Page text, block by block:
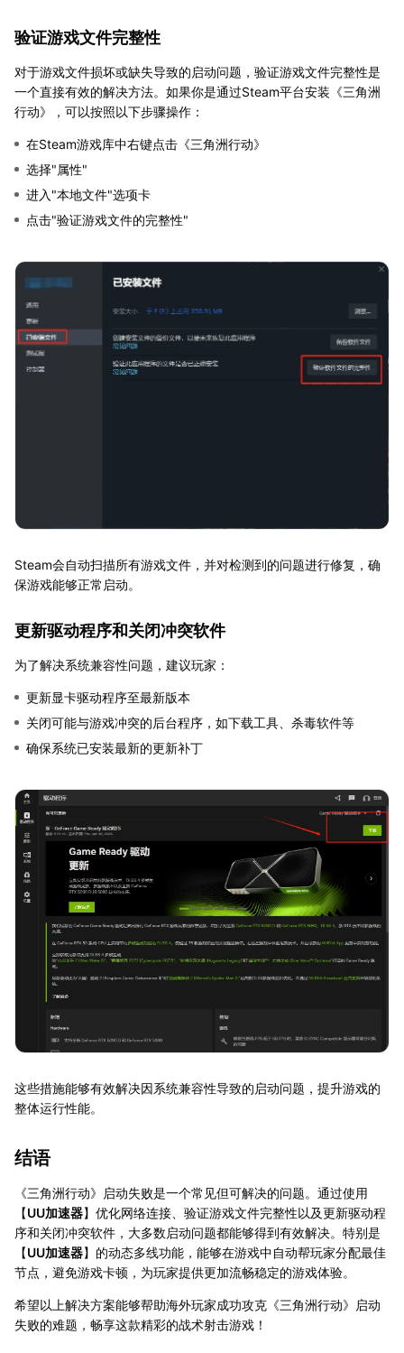
验证游戏文件完整性
对于游戏文件损坏或缺失导致的启动问题，验证游戏文件完整性是
一个直接有效的解决方法。如果你是通过Steam平台安装《三角洲
行动》，可以按照以下步骤操作：
在Steam游戏库中右键点击《三角洲行动》
选择"属性"
进入"本地文件"选项卡
点击"验证游戏文件的完整性"
Steam会自动扫描所有游戏文件，并对检测到的问题进行修复，确
保游戏能够正常启动。
更新驱动程序和关闭冲突软件
为了解决系统兼容性问题，建议玩家：
更新显卡驱动程序至最新版本
关闭可能与游戏冲突的后台程序，如下载工具、杀毒软件等
确保系统已安装最新的更新补丁
这些措施能够有效解决因系统兼容性导致的启动问题，提升游戏的
整体运行性能。
结语
《三角洲行动》启动失败是一个常见但可解决的问题。通过使用
【UU加速器】优化网络连接、验证游戏文件完整性以及更新驱动程
序和关闭冲突软件，大多数启动问题都能够得到有效解决。特别是
【UU加速器】的动态多线功能，能够在游戏中自动帮玩家分配最佳
节点，避免游戏卡顿，为玩家提供更加流畅稳定的游戏体验。
希望以上解决方案能够帮助海外玩家成功攻克《三角洲行动》启动
失败的难题，畅享这款精彩的战术射击游戏！